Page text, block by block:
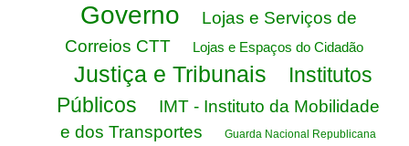
Governo
Lojas e Serviços de
Correios CTT
Lojas e Espaços do Cidadão
Justiça e Tribunais
Institutos
Públicos
IMT - Instituto da Mobilidade
e dos Transportes
Guarda Nacional Republicana